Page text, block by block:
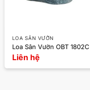
LOA SÂN VƯỜN
Loa Sân Vườn OBT 1802C
Liên hệ